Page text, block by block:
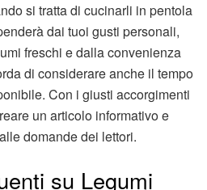
si tratta di cucinarli in pentola
dai tuoi gusti personali,
freschi e dalla convenienza
di considerare anche il tempo
Con i giusti accorgimenti
un articolo informativo e
domande dei lettori.
su Legumi